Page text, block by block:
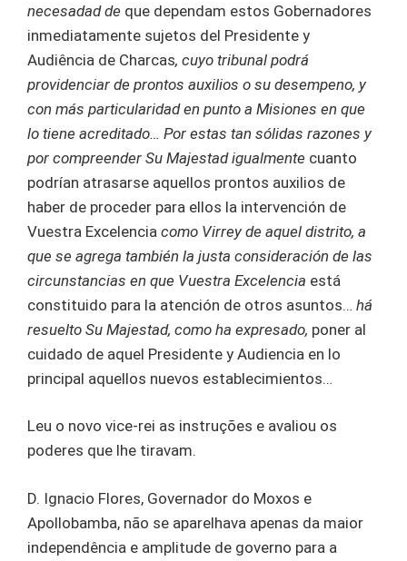
necesadad de que dependam estos Gobernadores
inmediatamente sujetos del Presidente y
Audiência de Charcas, cuyo tribunal podrá
providenciar de prontos auxilios o su desempeno, y
con más particularidad en punto a Misiones en que
lo tiene acreditado… Por estas tan sólidas razones y
por compreender Su Majestad igualmente cuanto
podrían atrasarse aquellos prontos auxilios de
haber de proceder para ellos la intervención de
Vuestra Excelencia como Virrey de aquel distrito, a
que se agrega también la justa consideración de las
circunstancias en que Vuestra Excelencia está
constituido para la atención de otros asuntos… há
resuelto Su Majestad, como ha expresado, poner al
cuidado de aquel Presidente y Audiencia en lo
principal aquellos nuevos establecimientos…
Leu o novo vice-rei as instruções e avaliou os
poderes que lhe tiravam.
D. Ignacio Flores, Governador do Moxos e
Apollobamba, não se aparelhava apenas da maior
independência e amplitude de governo para a